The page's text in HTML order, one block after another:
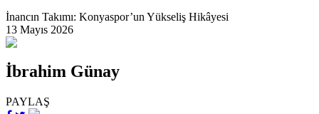
İnancın Takımı: Konyaspor’un Yükseliş Hikâyesi
13 Mayıs 2026
İbrahim Günay
PAYLAŞ